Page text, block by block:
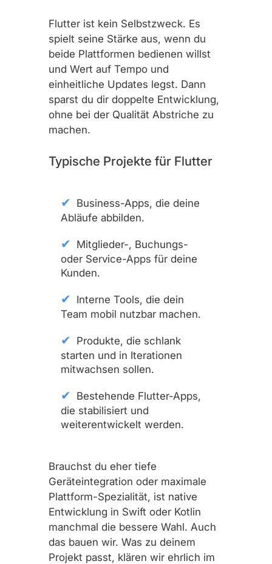
Flutter ist kein Selbstzweck. Es
spielt seine Stärke aus, wenn du
beide Plattformen bedienen willst
und Wert auf Tempo und
einheitliche Updates legst. Dann
sparst du dir doppelte Entwicklung,
ohne bei der Qualität Abstriche zu
machen.
Typische Projekte für Flutter
Business-Apps, die deine
Abläufe abbilden.
Mitglieder-, Buchungs-
oder Service-Apps für deine
Kunden.
Interne Tools, die dein
Team mobil nutzbar machen.
Produkte, die schlank
starten und in Iterationen
mitwachsen sollen.
Bestehende Flutter-Apps,
die stabilisiert und
weiterentwickelt werden.
Brauchst du eher tiefe
Geräteintegration oder maximale
Plattform-Spezialität, ist native
Entwicklung in Swift oder Kotlin
manchmal die bessere Wahl. Auch
das bauen wir. Was zu deinem
Projekt passt, klären wir ehrlich im